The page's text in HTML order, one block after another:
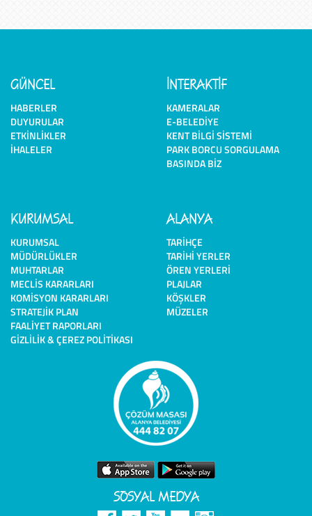
GÜNCEL
HABERLER
DUYURULAR
ETKINLIKLER
İHALELER
İNTERAKTİF
KAMERALAR
E-BELEDIYE
KENT BILGI SISTEMI
PARK BORCU SORGULAMA
BASINDA BIZ
KURUMSAL
KURUMSAL
MÜDÜRLÜKLER
MUHTARLAR
MECLIS KARARLARI
KOMISYON KARARLARI
STRATEJIK PLAN
FAALIYET RAPORLARI
GIZLILIK & ÇEREZ POLITIKASI
ALANYA
TARIHÇE
TARIHI YERLER
ÖREN YERLERI
PLAJLAR
KÖŞKLER
MÜZELER
SOSYAL MEDYA